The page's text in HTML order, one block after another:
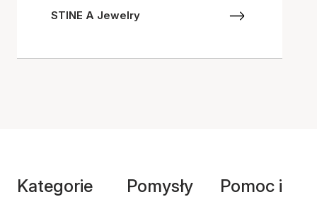
STINE A Jewelry
Kategorie
Pomysły
Pomoc i